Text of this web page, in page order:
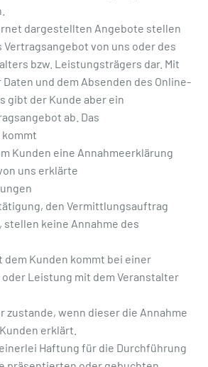
dargestellten Angebote stellen
Vertragsangebot von uns oder des
bzw. Leistungsträgers dar. Mit
und dem Absenden des Online-
gibt der Kunde aber ein
ab. Das
Kunden eine Annahmeerklärung
uns erklärte
den Vermittlungsauftrag
stellen keine Annahme des
dem Kunden kommt bei einer
Leistung mit dem Veranstalter
wenn dieser die Annahme
erklärt.
Haftung für die Durchführung